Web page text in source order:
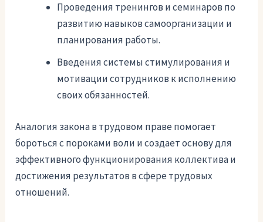
Проведения тренингов и семинаров по
развитию навыков самоорганизации и
планирования работы.
Введения системы стимулирования и
мотивации сотрудников к исполнению
своих обязанностей.
Аналогия закона в трудовом праве помогает
бороться с пороками воли и создает основу для
эффективного функционирования коллектива и
достижения результатов в сфере трудовых
отношений.